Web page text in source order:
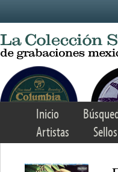
Inicio
Artistas
Sellos